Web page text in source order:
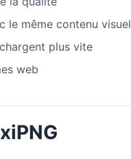
le même contenu visuel
plus vite
web